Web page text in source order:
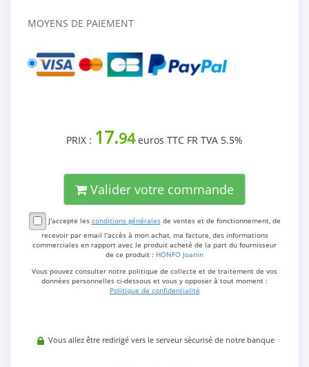
MOYENS DE PAIEMENT
PRIX : 17.94euros TTC FR TVA 5.5%
Valider votre commande
J'accepte les conditions généralesde ventes et de fonctionnement, de
recevoir par email l'accès à mon achat, ma facture, des informations
commerciales en rapport avec le produit acheté de la part du fournisseur
de ce produit : HONFO Joanin
Vous pouvez consulter notre politique de collecte et de traitement de vos
données personnelles ci-dessous et vous y opposer à tout moment :
Politique de confidentialité
Vous allez être redirigé vers le serveur sécurisé de notre banque